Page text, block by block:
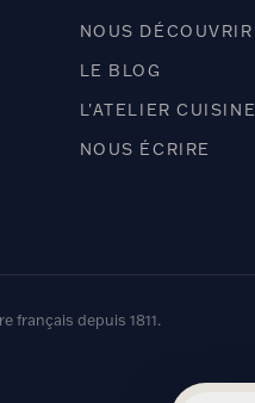
NOUS DÉCOUVRIR
LE BLOG
L'ATELIER CUISINE
NOUS ÉCRIRE
français depuis 1811.